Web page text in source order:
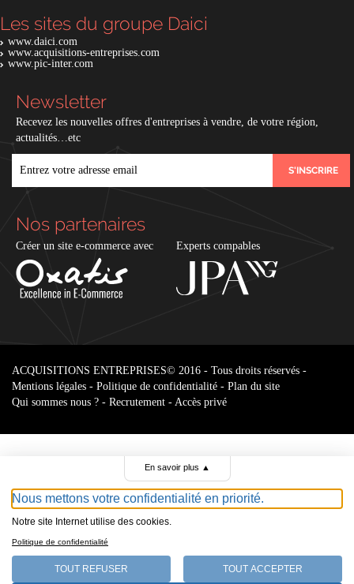
Les sites du groupe Daici
www.daici.com
www.acquisitions-entreprises.com
www.pic-inter.com
Newsletter
Recevez les nouvelles offres d'entreprises à vendre, de votre région,
actualités…etc
Nos partenaires
Créer un site e-commerce avec Experts compables
ACQUISITIONS ENTREPRISES© 2016 - Tous droits réservés -
Mentions légales - Politique de confidentialité - Plan du site
Qui sommes nous ? - Recrutement - Accès privé
annonces
En savoir plus ▲
Nous mettons votre confidentialité en priorité.
Notre site Internet utilise des cookies.
Politique de confidentialité
TOUT REFUSER TOUT ACCEPTER